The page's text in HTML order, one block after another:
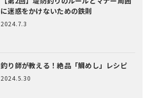
に迷惑をかけないための鉄則
2024.7.3
釣り師が教える！絶品「鯛めし」レシピ
2024.5.30